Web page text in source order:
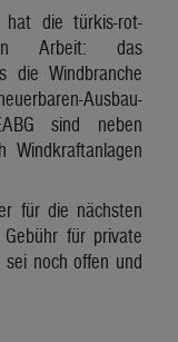
hat die türkis-rot-
in Arbeit: das
die Windbranche
Ausbau-
sind neben
Windkraftanlagen
für die nächsten
für private
noch offen und